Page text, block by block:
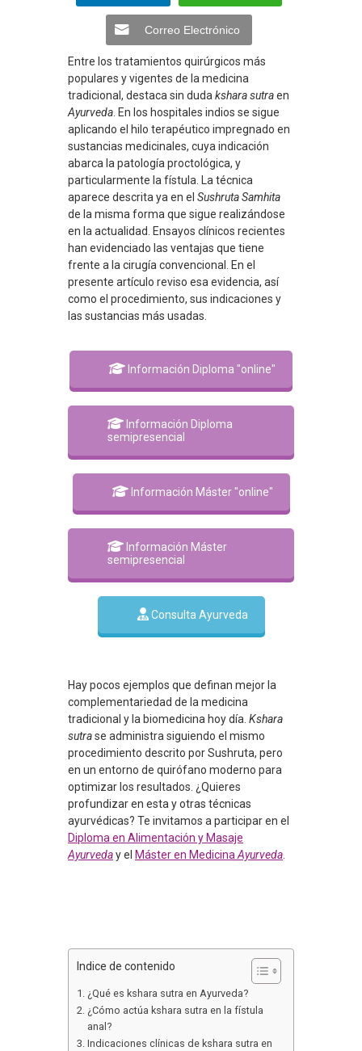
Correo Electrónico
Entre los tratamientos quirúrgicos más
populares y vigentes de la medicina
tradicional, destaca sin dudakshara sutraen
Ayurveda. En los hospitales indios se sigue
aplicando el hilo terapéutico impregnado en
sustancias medicinales, cuya indicación
abarca la patología proctológica, y
particularmente la fístula. La técnica
aparece descrita ya en el Sushruta Samhita
de la misma forma que sigue realizándose
en la actualidad. Ensayos clínicos recientes
han evidenciado las ventajas que tiene
frente a la cirugía convencional. En el
presente artículo reviso esa evidencia, así
como el procedimiento, sus indicaciones y
las sustancias más usadas.
Información Diploma "online"
Información Diploma
semipresencial
Información Máster "online"
Información Máster
semipresencial
Consulta Ayurveda
Hay pocos ejemplos que definan mejor la
complementariedad de la medicina
tradicional y la biomedicina hoy día. Kshara
sutrase administra siguiendo el mismo
procedimiento descrito por Sushruta, pero
en un entorno de quirófano moderno para
optimizar los resultados. ¿Quieres
profundizar en esta y otras técnicas
ayurvédicas? Te invitamos a participar en el
Diploma en Alimentación y Masaje
Ayurveday el Máster en MedicinaAyurveda.
Indice de contenido
¿Qué es kshara sutra en Ayurveda?
¿Cómo actúa kshara sutra en la fístula
anal?
Indicaciones clínicas de kshara sutra en